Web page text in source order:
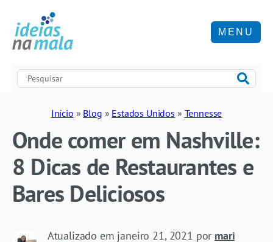
MENU
Início » Blog » Estados Unidos » Tennesse
Onde comer em Nashville:
8 Dicas de Restaurantes e
Bares Deliciosos
Atualizado em janeiro 21, 2021 por mari